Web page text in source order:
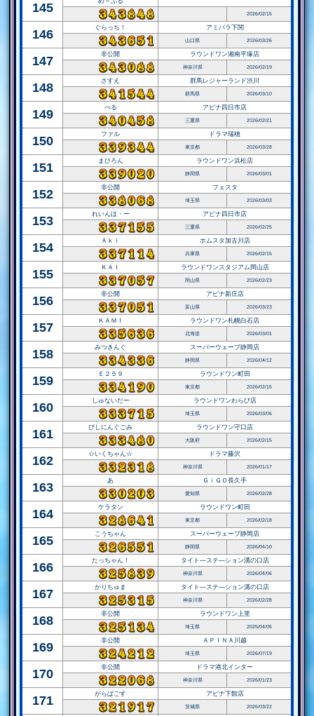
145 2026/02/15
146 ぐらっち！ アミパラ下関
山口県 2026/03/26
147 非公開 ラウンドワン湘南平塚店
神奈川県 2026/02/19
148 さすえ 群馬レジャーランド渋川
群馬県 2026/03/10
149 べる アピナ四日市店
三重県 2026/02/21
150 ファル ドラマ瑞穂
東京都 2026/03/28
151 まひろん ラウンドワン浜松店
静岡県 2026/03/01
152 非公開 フェスタ
埼玉県 2026/03/03
153 れいんほ・ー アピナ四日市店
三重県 2026/02/25
154 Ａｋｉ ホムスタ加古川店
兵庫県 2026/02/15
155 ＫＡＩ ラウンドワンスタジアム岡山店
岡山県 2026/02/23
156 非公開 アピナ新庄店
富山県 2026/03/23
157 ＫＡＭＩ ラウンドワン札幌白石店
北海道 2026/03/01
158 みつきんぐ スーパーウェーブ静岡店
静岡県 2026/04/12
159 Ｅ２５９ ラウンドワン町田
東京都 2026/02/15
160 しゅないだー ラウンドワンわらび店
埼玉県 2026/03/06
161 びしにんぐごみ ラウンドワン守口店
大阪府 2026/02/15
162 ☆いくちゃん☆ ドラマ藤沢
神奈川県 2026/01/17
163 あ ＧｉＧＯ長久手
愛知県 2026/02/28
164 ケラタン ラウンドワン町田
東京都 2026/02/18
165 こうちゃん スーパーウェーブ静岡店
静岡県 2026/04/10
166 たっちゃん！ タイト―ステ―ション溝の口店
神奈川県 2026/04/06
167 かりちゅま タイト―ステ―ション溝の口店
神奈川県 2026/02/28
168 非公開 ラウンドワン上里
埼玉県 2025/04/06
169 非公開 ＡＰＩＮＡ川越
埼玉県 2026/07/19
170 非公開 ドラマ港北インター
神奈川県 2026/01/23
171 がらぱごす アピナ下館店
茨城県 2026/03/22